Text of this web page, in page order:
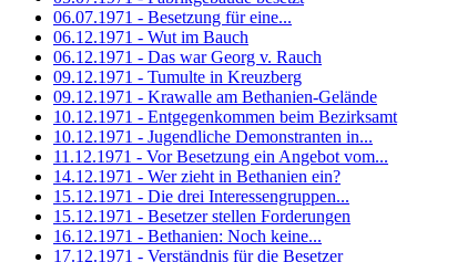
06.07.1971 - Besetzung für eine...
06.12.1971 - Wut im Bauch
06.12.1971 - Das war Georg v. Rauch
09.12.1971 - Tumulte in Kreuzberg
09.12.1971 - Krawalle am Bethanien-Gelände
10.12.1971 - Entgegenkommen beim Bezirksamt
10.12.1971 - Jugendliche Demonstranten in...
11.12.1971 - Vor Besetzung ein Angebot vom...
14.12.1971 - Wer zieht in Bethanien ein?
15.12.1971 - Die drei Interessengruppen...
15.12.1971 - Besetzer stellen Forderungen
16.12.1971 - Bethanien: Noch keine...
17.12.1971 - Verständnis für die Besetzer